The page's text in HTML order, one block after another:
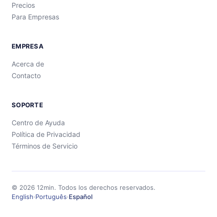
Precios
Para Empresas
EMPRESA
Acerca de
Contacto
SOPORTE
Centro de Ayuda
Política de Privacidad
Términos de Servicio
© 2026 12min. Todos los derechos reservados.
English·Português·Español